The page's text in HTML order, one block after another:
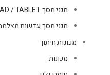
מגני מסך IPAD / TABLET
מגני מסך עדשות
מכונות חיתוך
מכונות